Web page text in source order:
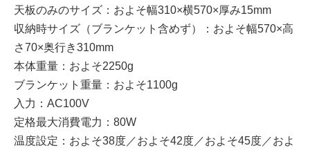
天板のみのサイズ：およそ幅310×横570×厚み15mm
収納時サイズ（ブランケット含めず）：およそ幅570×高
さ70×奥行き310mm
本体重量：およそ2250g
ブランケット重量：およそ1100g
入力：AC100V
定格最大消費電力：80W
温度設定：およそ38度／およそ42度／およそ45度／およ